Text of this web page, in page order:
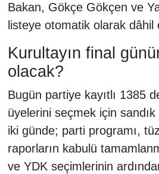
Bakan, Gökçe Gökçen ve
listeye otomatik olarak dâhil
Kurultayın final
olacak?
Bugün partiye kayıtlı 1385
üyelerini seçmek için
iki günde; parti programı,
raporların kabulü
ve YDK seçimlerinin